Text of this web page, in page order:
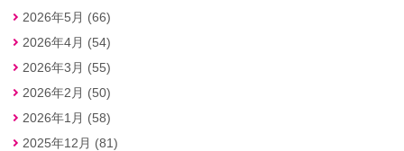
2026年5月 (66)
2026年4月 (54)
2026年3月 (55)
2026年2月 (50)
2026年1月 (58)
2025年12月 (81)